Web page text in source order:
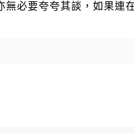
無必要夸夸其談，如果連